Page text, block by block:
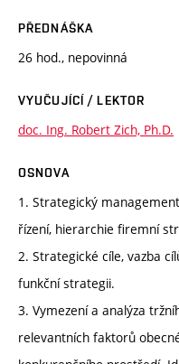
PŘEDNÁŠKA
26 hod., nepovinná
VYUČUJÍCÍ / LEKTOR
doc. Ing. Robert Zich, Ph.D.
OSNOVA
1. Strategický
řízení, hierarchie firemní
2. Strategické cíle, vazba
funkční strategii.
3. Vymezení a analýza
relevantních faktorů